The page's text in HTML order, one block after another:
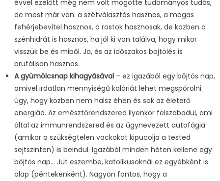
évvel ezelőtt még nem volt mögötte tudományos tudás,
de most már van: a szétválasztás hasznos, a magas
fehérjebevitel hasznos, a rostok hasznosak, de közben a
szénhidrát is hasznos, ha jól ki van találva, hogy mikor
visszük be és miből. Ja, és az időszakos böjtölés is
brutálisan hasznos.
A gyümölcsnap kihagyásával– ez igazából egy böjtös nap,
amivel irdatlan mennyiségű kalóriát lehet megspórolni
úgy, hogy közben nem halsz éhen és sok az életerő
energiád. Az emésztőrendszered ilyenkor felszabadul, ami
által az immunrendszered és az úgynevezett autofágia
(amikor a szükségtelen vackokat kipucolja a tested
sejtszinten) is beindul. Igazából minden héten kellene egy
böjtös nap… Jut eszembe, katolikusoknál ez egyébként is
alap (péntekenként). Nagyon fontos, hogy a